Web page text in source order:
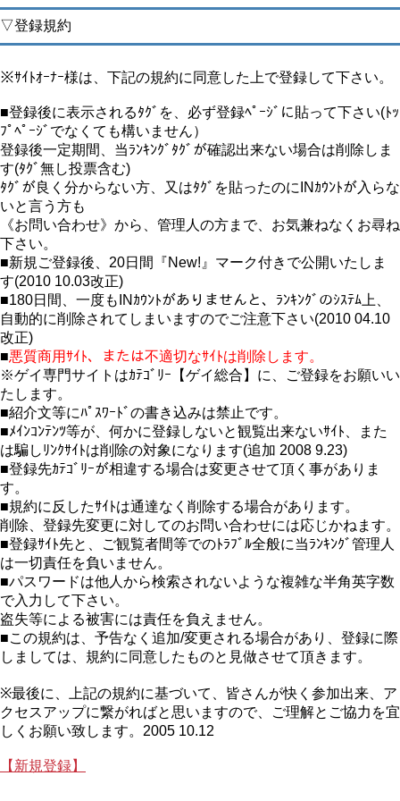
▽登録規約
※ｻｲﾄｵｰﾅｰ様は、下記の規約に同意した上で登録して下さい。
■登録後に表示されるﾀｸﾞを、必ず登録ﾍﾟｰｼﾞに貼って下さい(ﾄｯ
ﾌﾟﾍﾟｰｼﾞでなくても構いません）
登録後一定期間、当ﾗﾝｷﾝｸﾞﾀｸﾞが確認出来ない場合は削除しま
す(ﾀｸﾞ無し投票含む)
ﾀｸﾞが良く分からない方、又はﾀｸﾞを貼ったのにINｶｳﾝﾄが入らな
いと言う方も
《お問い合わせ》から、管理人の方まで、お気兼ねなくお尋ね
下さい。
■新規ご登録後、20日間『New!』マーク付きで公開いたしま
す(2010 10.03改正)
■180日間、一度もINｶｳﾝﾄがありませんと、ﾗﾝｷﾝｸﾞのｼｽﾃﾑ上、
自動的に削除されてしまいますのでご注意下さい(2010 04.10
改正)
■悪質商用ｻｲﾄ、または不適切なｻｲﾄは削除します。
※ゲイ専門サイトはｶﾃｺﾞﾘｰ【ゲイ総合】に、ご登録をお願いい
たします。
■紹介文等にﾊﾟｽﾜｰﾄﾞの書き込みは禁止です。
■ﾒｲﾝｺﾝﾃﾝﾂ等が、何かに登録しないと観覧出来ないｻｲﾄ、また
は騙しﾘﾝｸｻｲﾄは削除の対象になります(追加 2008 9.23)
■登録先ｶﾃｺﾞﾘｰが相違する場合は変更させて頂く事がありま
す。
■規約に反したｻｲﾄは通達なく削除する場合があります。
削除、登録先変更に対してのお問い合わせには応じかねます。
■登録ｻｲﾄ先と、ご観覧者間等でのﾄﾗﾌﾞﾙ全般に当ﾗﾝｷﾝｸﾞ管理人
は一切責任を負いません。
■パスワードは他人から検索されないような複雑な半角英字数
で入力して下さい。
盗失等による被害には責任を負えません。
■この規約は、予告なく追加/変更される場合があり、登録に際
しましては、規約に同意したものと見做させて頂きます。
※最後に、上記の規約に基づいて、皆さんが快く参加出来、ア
クセスアップに繋がればと思いますので、ご理解とご協力を宜
しくお願い致します。2005 10.12
【新規登録】